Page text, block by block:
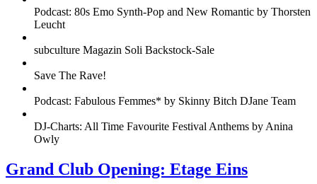
Podcast: 80s Emo Synth-Pop and New Romantic by Thorsten
Leucht
subculture Magazin Soli Backstock-Sale
Save The Rave!
Podcast: Fabulous Femmes* by Skinny Bitch DJane Team
DJ-Charts: All Time Favourite Festival Anthems by Anina
Owly
Grand Club Opening: Etage Eins